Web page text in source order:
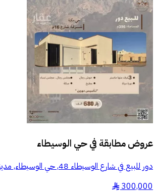
عروض مطابقة فيحي الوسيطاء
دور للبيع في شارع الوسيطاء 48, حي الوسيطاء, مدينة حائل, منطقة حائل
300,000
§